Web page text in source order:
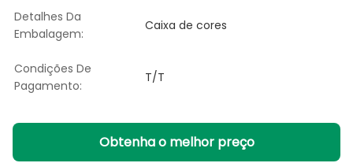
Detalhes Da
Embalagem:
Caixa de cores
Condições De
Pagamento:
T/T
Obtenha o melhor preço